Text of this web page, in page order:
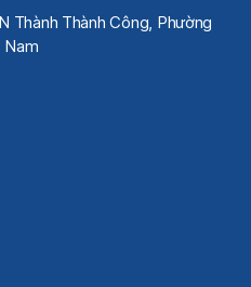
Thành Thành Công, Phường
Nam